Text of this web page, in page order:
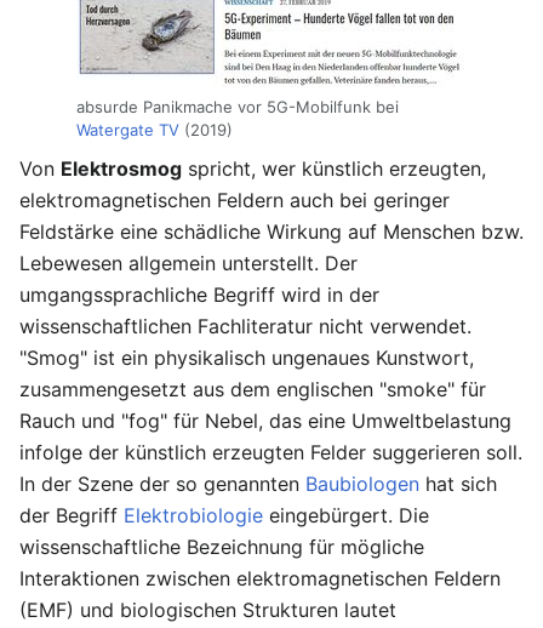
absurde Panikmache vor 5G-Mobilfunk bei
Watergate TV (2019)
Von Elektrosmog spricht, wer künstlich erzeugten,
elektromagnetischen Feldern auch bei geringer
Feldstärke eine schädliche Wirkung auf Menschen bzw.
Lebewesen allgemein unterstellt. Der
umgangssprachliche Begriff wird in der
wissenschaftlichen Fachliteratur nicht verwendet.
"Smog" ist ein physikalisch ungenaues Kunstwort,
zusammengesetzt aus dem englischen "smoke" für
Rauch und "fog" für Nebel, das eine Umweltbelastung
infolge der künstlich erzeugten Felder suggerieren soll.
In der Szene der so genannten Baubiologen hat sich
der Begriff Elektrobiologie eingebürgert. Die
wissenschaftliche Bezeichnung für mögliche
Interaktionen zwischen elektromagnetischen Feldern
(EMF) und biologischen Strukturen lautet